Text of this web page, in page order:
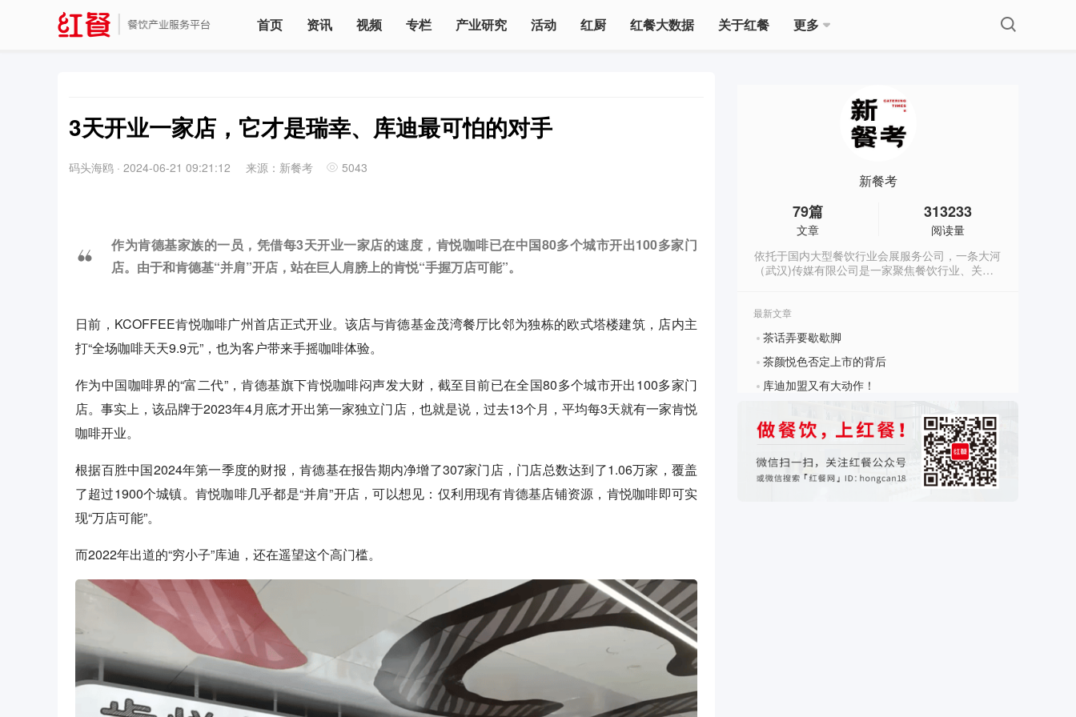
首页 资讯 视频 专栏 产业研究 活动 红厨 红餐大数据 关于红餐 更多
3天开业一家店，它才是瑞幸、库迪最可怕的对手
码头海鸥 · 2024-06-21 09:21:12 来源：新餐考 5043
作为肯德基家族的一员，凭借每3天开业一家店的速度，肯悦咖啡已在中国80多个城市开出100多家门
店。由于和肯德基“并肩”开店，站在巨人肩膀上的肯悦“手握万店可能”。
日前，KCOFFEE肯悦咖啡广州首店正式开业。该店与肯德基金茂湾餐厅比邻为独栋的欧式塔楼建筑，店内主
打“全场咖啡天天9.9元”，也为客户带来手摇咖啡体验。
作为中国咖啡界的“富二代”，肯德基旗下肯悦咖啡闷声发大财，截至目前已在全国80多个城市开出100多家门
店。事实上，该品牌于2023年4月底才开出第一家独立门店，也就是说，过去13个月，平均每3天就有一家肯悦
咖啡开业。
根据百胜中国2024年第一季度的财报，肯德基在报告期内净增了307家门店，门店总数达到了1.06万家，覆盖
了超过1900个城镇。肯悦咖啡几乎都是“并肩”开店，可以想见：仅利用现有肯德基店铺资源，肯悦咖啡即可实
现“万店可能”。
而2022年出道的“穷小子”库迪，还在遥望这个高门槛。
新餐考
79篇
文章
313233
阅读量
依托于国内大型餐饮行业会展服务公司，一条大河
（武汉)传媒有限公司是一家聚焦餐饮行业、关注
桌,链接餐饮上下游，发现餐饮新力量的新媒体平
最新文章
? 茶话弄要歇歇脚
? 茶颜悦色否定上市的背后
? 库迪加盟又有大动作！